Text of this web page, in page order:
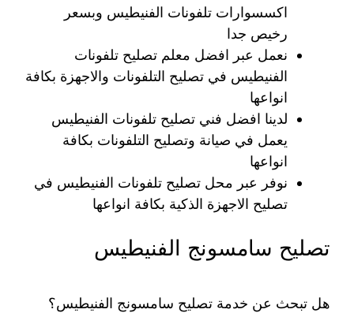
اكسسوارات تلفونات الفنيطيس وبسعر
رخيص جدا
نعمل عبر افضل معلم تصليح تلفونات
الفنيطيس في تصليح التلفونات والاجهزة بكافة
انواعها
لدينا افضل فني تصليح تلفونات الفنيطيس
يعمل في صيانة وتصليح التلفونات بكافة
انواعها
نوفر عبر محل تصليح تلفونات الفنيطيس في
تصليح الاجهزة الذكية بكافة انواعها
تصليح سامسونج الفنيطيس
هل تبحث عن خدمة تصليح سامسونج الفنيطيس؟